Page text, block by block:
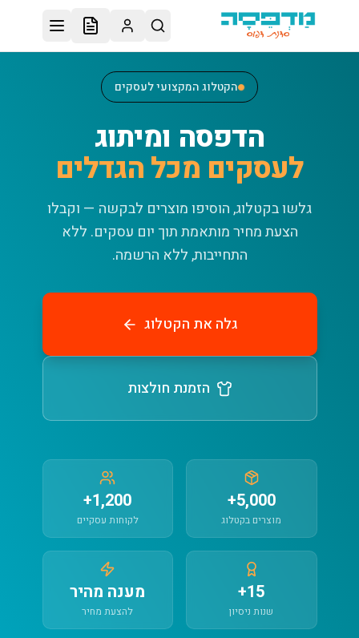
דלג לתוכן הראשי
הקטלוג המקצועי לעסקים
הדפסה ומיתוג
לעסקים מכל הגדלים
גלשו בקטלוג, הוסיפו מוצרים לבקשה — וקבלו
הצעת מחיר מותאמת תוך יום עסקים. ללא
התחייבות, ללא הרשמה.
גלה את הקטלוג
הזמנת חולצות
5,000+
מוצרים בקטלוג
1,200+
לקוחות עסקיים
15+
שנות ניסיון
מענה מהיר
להצעת מחיר